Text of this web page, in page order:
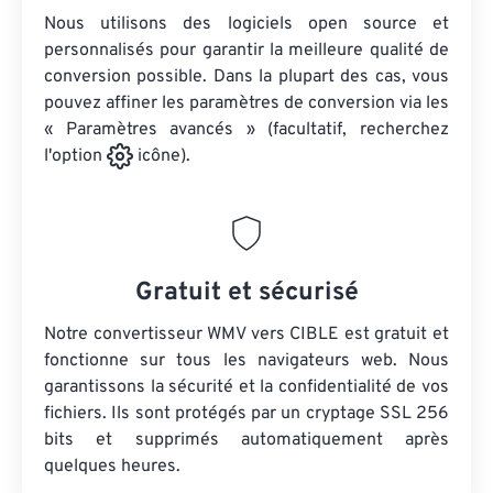
Nous utilisons des logiciels open source et
personnalisés pour garantir la meilleure qualité de
conversion possible. Dans la plupart des cas, vous
pouvez affiner les paramètres de conversion via les
« Paramètres avancés » (facultatif, recherchez
l'option
icône).
Gratuit et sécurisé
Notre convertisseur WMV vers CIBLE est gratuit et
fonctionne sur tous les navigateurs web. Nous
garantissons la sécurité et la confidentialité de vos
fichiers. Ils sont protégés par un cryptage SSL 256
bits et supprimés automatiquement après
quelques heures.